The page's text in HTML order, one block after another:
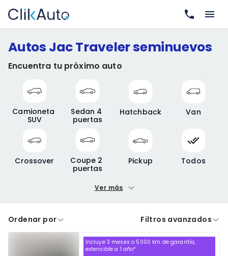
Autos Jac Traveler seminuevos
Encuentra tu próximo auto
Camioneta
SUV
Sedan 4
puertas
Hatchback Van
Crossover
Coupe 2
puertas
Pickup Todos
Precio máximo
A crédito De contado
Cdmx y Edo Mex Querétaro
Ver más
Ordenar por Filtros avanzados
Incluye 3 meses o 5000 km de garantía,
extensible a 1 año*